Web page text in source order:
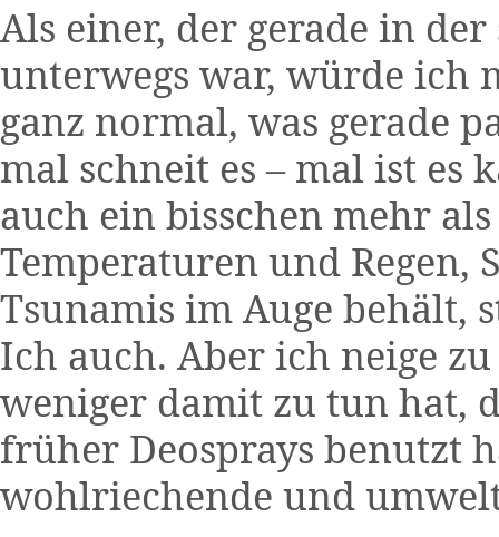
Als einer, der gerade in
unterwegs war, würde ich
ganz normal, was gerade
mal schneit es – mal ist es
auch ein bisschen mehr
Temperaturen und Regen,
Tsunamis im Auge behält,
Ich auch. Aber ich neige
weniger damit zu tun hat,
früher Deosprays benutzt
wohlriechende und